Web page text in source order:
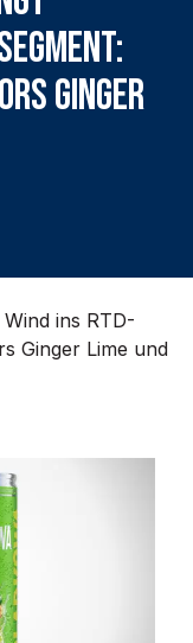
Ginger
ins RTD-
Ginger Lime und